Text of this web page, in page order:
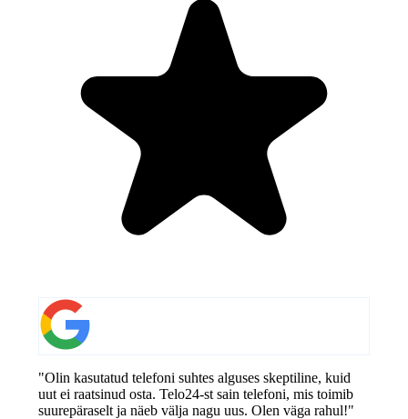
"Olin kasutatud telefoni suhtes alguses skeptiline, kuid
uut ei raatsinud osta. Telo24-st sain telefoni, mis toimib
suurepäraselt ja näeb välja nagu uus. Olen väga rahul!"